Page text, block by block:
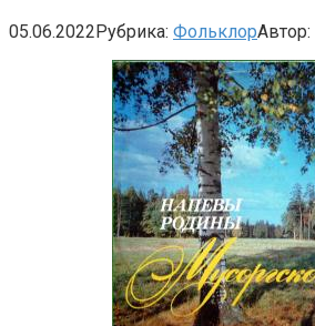
05.06.2022Рубрика: ФольклорАвтор: